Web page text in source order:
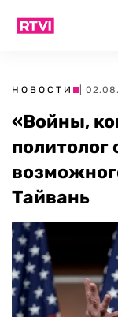
НОВОСТИ |
«Войны,
политолог
Тайвань